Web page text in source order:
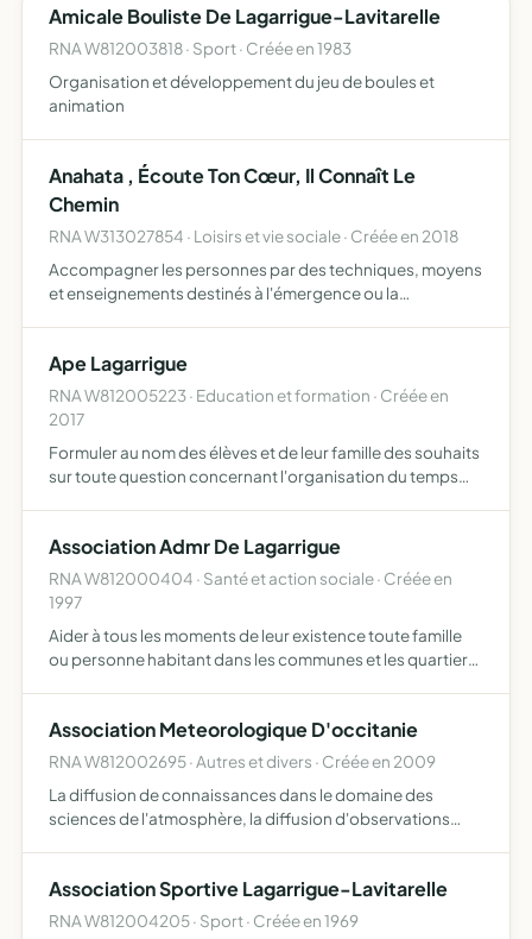
Amicale Bouliste De Lagarrigue-Lavitarelle
RNA W812003818 · Sport · Créée en 1983
Organisation et développement du jeu de boules et
animation
Anahata , Écoute Ton Cœur, Il Connaît Le
Chemin
RNA W313027854 · Loisirs et vie sociale · Créée en 2018
Accompagner les personnes par des techniques, moyens
et enseignements destinés à l'émergence ou la
réalisatio…
Ape Lagarrigue
RNA W812005223 · Education et formation · Créée en
2017
Formuler au nom des élèves et de leur famille des souhaits
sur toute question concernant l'organisation du temps
Association Admr De Lagarrigue
RNA W812000404 · Santé et action sociale · Créée en
1997
Aider à tous les moments de leur existence toute famille
ou personne habitant dans les communes et les quartiers
Association Meteorologique D'occitanie
RNA W812002695 · Autres et divers · Créée en 2009
La diffusion de connaissances dans le domaine des
sciences de l'atmosphère, la diffusion d'observations
météorologie, l…
Association Sportive Lagarrigue-Lavitarelle
RNA W812004205 · Sport · Créée en 1969